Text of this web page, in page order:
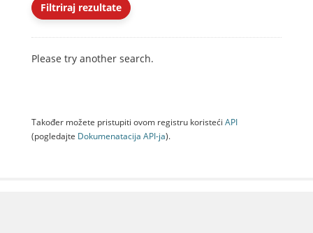
Filtriraj rezultate
Please try another search.
Također možete pristupiti ovom registru koristeći API
(pogledajte Dokumenаtаcijа API-jа).